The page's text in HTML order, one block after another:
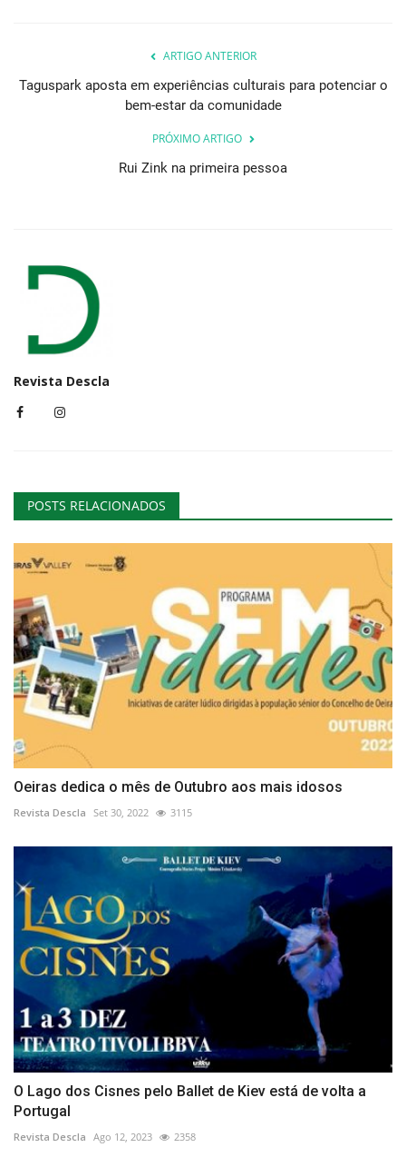
ARTIGO ANTERIOR
Taguspark aposta em experiências culturais para potenciar o
bem-estar da comunidade
PRÓXIMO ARTIGO
Rui Zink na primeira pessoa
Revista Descla
POSTS RELACIONADOS
Oeiras dedica o mês de Outubro aos mais idosos
Revista Descla Set 30, 2022 3115
O Lago dos Cisnes pelo Ballet de Kiev está de volta a
Portugal
Revista Descla Ago 12, 2023 2358